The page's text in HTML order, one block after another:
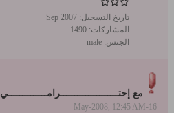
تاريخ التسجيل: Sep 2007
المشاركات: 1490
الجنس: male
مع إحتـــــــــــــــــــــرامــــــــــــــي
16-May-2008, 12:45 AM